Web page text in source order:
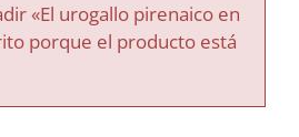
COLABORA
«El urogallo pirenaico en
porque el producto está